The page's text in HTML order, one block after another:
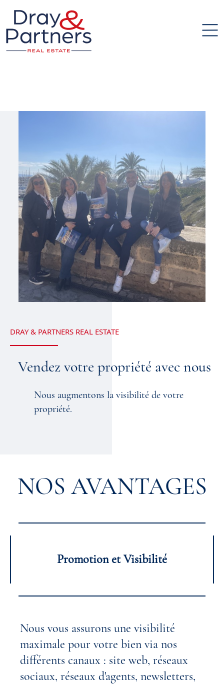
DRAY & PARTNERS REAL ESTATE
Vendez votre propriété avec nous
Nous augmentons la visibilité de votre
propriété.
NOS AVANTAGES
Promotion et Visibilité
Nous vous assurons une visibilité
maximale pour votre bien via nos
différents canaux : site web, réseaux
sociaux, réseaux d'agents, newsletters,